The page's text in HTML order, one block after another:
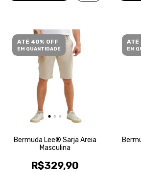
ATÉ 40% OFF
EM QUANTIDADE
Bermuda Lee® Sarja Areia
Masculina
R$329,90
ATÉ
EM